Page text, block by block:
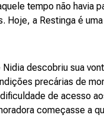
tempo não havia
Hoje, a Restinga é
descobriu sua
precárias de
de acesso
começasse a